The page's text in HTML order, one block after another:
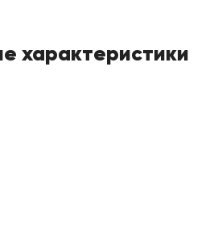
характеристики